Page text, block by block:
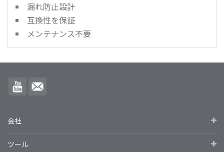
漏れ防止設計
互換性を保証
メンテナンス不要
会社
ツール